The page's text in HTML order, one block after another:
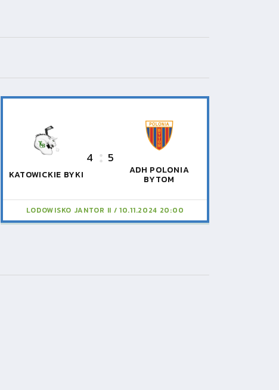
KATOWICKIE BYKI
4 5
ADH POLONIA
BYTOM
LODOWISKO JANTOR II 10.11.2024 20:00